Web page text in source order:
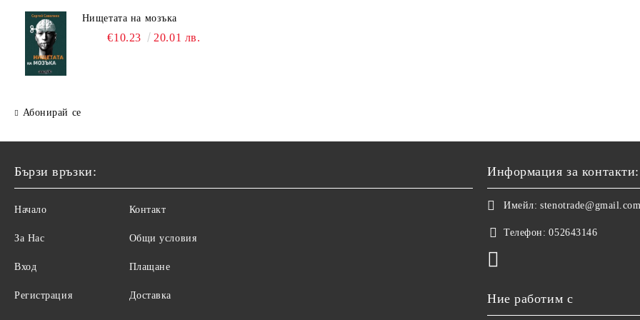
Нищетата на мозъка
€10.23 20.01 лв.
Абонирай се
Бързи връзки:
Начало
За Нас
Вход
Регистрация
Контакт
Общи условия
Плащане
Доставка
Информация за контакти:
Имейл:
Телефон: 052643146
Ние работим с